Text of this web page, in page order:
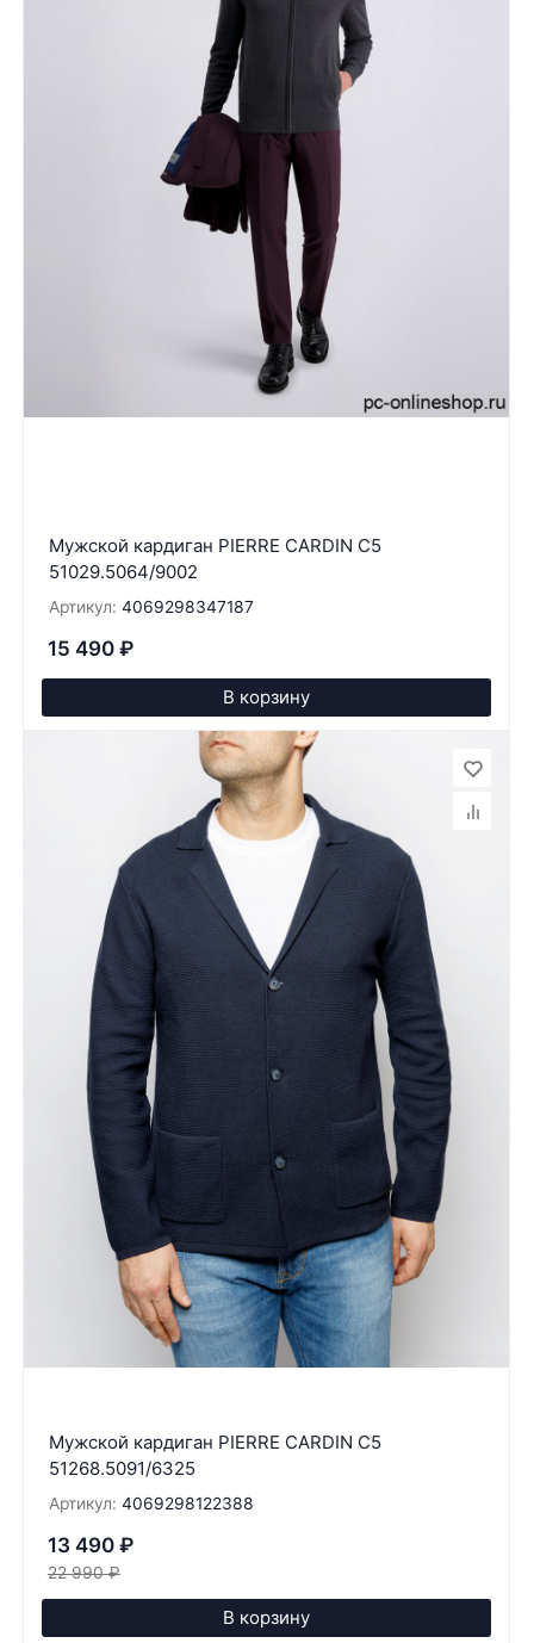
Мужской кардиган PIERRE CARDIN C5
51029.5064/9002
Артикул: 4069298347187
15 490 ₽
В корзину
Мужской кардиган PIERRE CARDIN C5
51268.5091/6325
Артикул: 4069298122388
13 490 ₽
22 990 ₽
В корзину